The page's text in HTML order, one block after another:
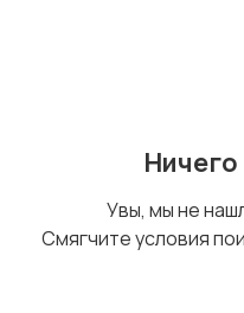
Увы, мы не
Смягчите условия